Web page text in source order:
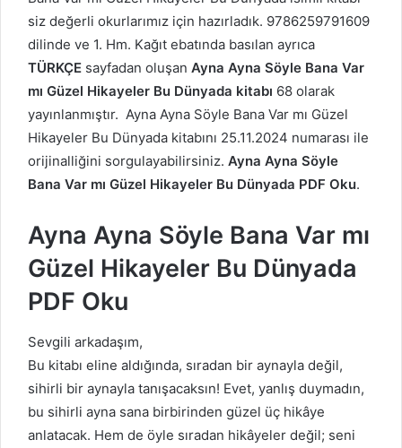
siz değerli okurlarımız için hazırladık. 9786259791609
dilinde ve 1. Hm. Kağıt ebatında basılan ayrıca
TÜRKÇE sayfadan oluşan Ayna Ayna Söyle Bana Var
mı Güzel Hikayeler Bu Dünyada kitabı 68 olarak
yayınlanmıştır. Ayna Ayna Söyle Bana Var mı Güzel
Hikayeler Bu Dünyada kitabını 25.11.2024 numarası ile
orijinalliğini sorgulayabilirsiniz. Ayna Ayna Söyle
Bana Var mı Güzel Hikayeler Bu Dünyada PDF Oku.
Ayna Ayna Söyle Bana Var mı
Güzel Hikayeler Bu Dünyada
PDF Oku
Sevgili arkadaşım,
Bu kitabı eline aldığında, sıradan bir aynayla değil,
sihirli bir aynayla tanışacaksın! Evet, yanlış duymadın,
bu sihirli ayna sana birbirinden güzel üç hikâye
anlatacak. Hem de öyle sıradan hikâyeler değil; seni